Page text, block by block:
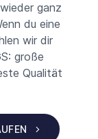
ganz
du eine
wir dir
große
Qualität